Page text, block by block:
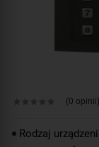
(0 opinii)
Rodzaj